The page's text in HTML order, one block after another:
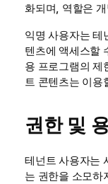
화되며, 역할은
익명 사용자는 테
텐츠에 액세스할
용 프로그램의 제
트 콘텐츠는 이용
권한 및
테넌트 사용자는
는 권한을 소모하